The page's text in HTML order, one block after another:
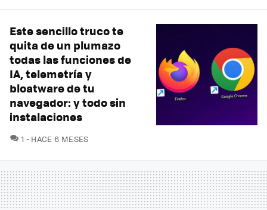
Este sencillo truco te
quita de un plumazo
todas las funciones de
IA, telemetría y
bloatware de tu
navegador: y todo sin
instalaciones
1 COMENTARIOS
HACE 6 MESES